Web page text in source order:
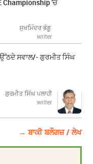
Championship 'ਚ
ਸੁਖਮਿੰਦਰ ਭੰਗੂ
writer
ਸਵਾਲ/- ਗੁਰਮੀਤ ਸਿੰਘ
ਗੁਰਮੀਤ ਸਿੰਘ ਪਲਾਹੀ
writer
→ ਬਾਕੀ ਬਲੌਗਜ਼ / ਲੇਖ